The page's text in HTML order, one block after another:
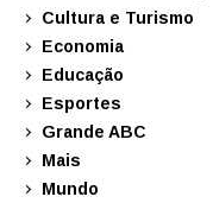
Cultura e Turismo
Economia
Educação
Esportes
Grande ABC
Mais
Mundo